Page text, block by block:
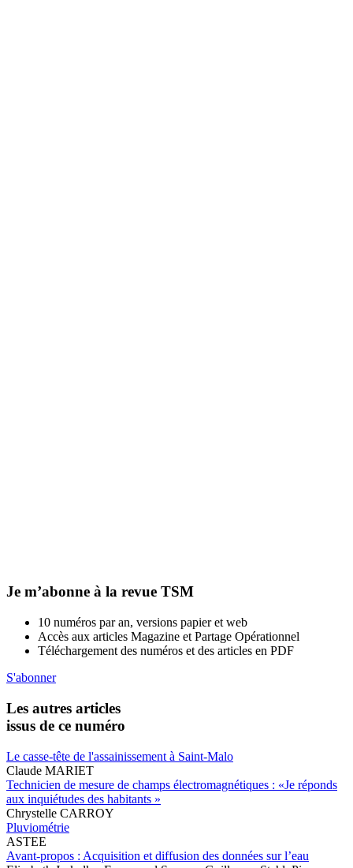
Je m’abonne à la revue TSM
10 numéros par an, versions papier et web
Accès aux articles Magazine et Partage Opérationnel
Téléchargement des numéros et des articles en PDF
S'abonner
Les autres articles
issus de ce numéro
Le casse-tête de l'assainissement à Saint-Malo
Claude MARIET
Technicien de mesure de champs électromagnétiques : «Je réponds
aux inquiétudes des habitants »
Chrystelle CARROY
Pluviométrie
ASTEE
Avant-propos : Acquisition et diffusion des données sur l’eau